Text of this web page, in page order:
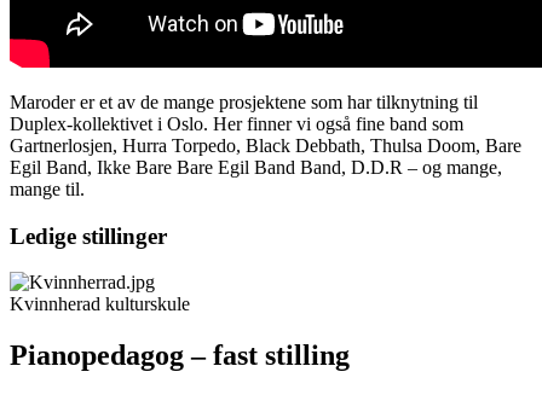
Maroder er et av de mange prosjektene som har tilknytning til
Duplex-kollektivet i Oslo. Her finner vi også fine band som
Gartnerlosjen, Hurra Torpedo, Black Debbath, Thulsa Doom, Bare
Egil Band, Ikke Bare Bare Egil Band Band, D.D.R – og mange,
mange til.
Ledige stillinger
Kvinnherad kulturskule
Pianopedagog – fast stilling